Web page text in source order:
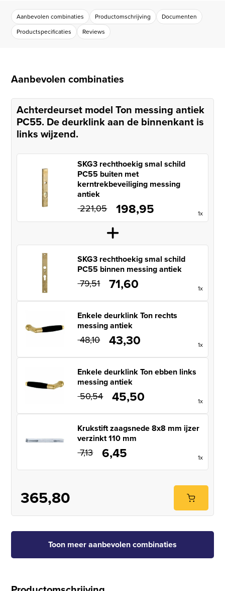
Aanbevolen combinaties Productomschrijving
Documenten
Productspecificaties
Reviews
Aanbevolen combinaties
Achterdeurset model Ton messing antiek
PC55. De deurklink aan de binnenkant is
links wijzend.
SKG3 rechthoekig smal schild
PC55 buiten met
kerntrekbeveiliging messing
antiek
221,05 Oorspronkelijke prijs was: €
198,95 1x
SKG3 rechthoekig smal schild
PC55 binnen messing antiek
79,51 Oorspronkelijke prijs was: € 79,51.
71,60 1x
Enkele deurklink Ton rechts
messing antiek
48,10 Oorspronkelijke prijs was: € 48,10.
43,30 1x
Enkele deurklink Ton ebben links
messing antiek
50,54 Oorspronkelijke prijs was: €
45,50 1x
Krukstift zaagsnede 8x8 mm ijzer
verzinkt 110 mm
7,13 Oorspronkelijke prijs was: € 7,13.
6,45 1x
365,80
Toon meer aanbevolen combinaties